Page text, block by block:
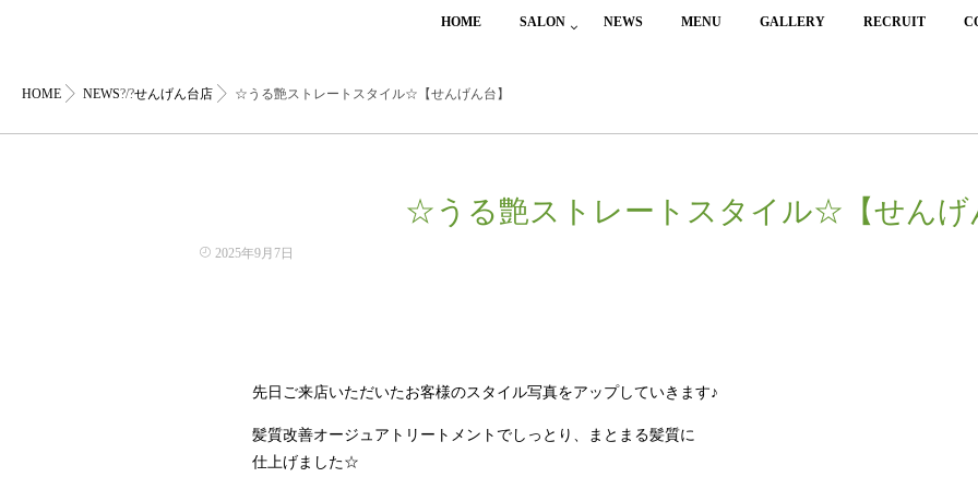
HOME SALON NEWS MENU GALLERY RECRUIT
HOME NEWS?/?せんげん台店 ☆うる艶ストレートスタイル☆【せんげん台】
☆うる艶ストレートスタイル☆【せんげ
2025年9月7日
先日ご来店いただいたお客様のスタイル写真をアップしていきます♪
髪質改善オージュアトリートメントでしっとり、まとまる髪質に
仕上げました☆